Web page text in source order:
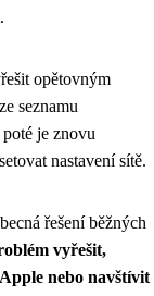
opětovným
seznamu
je znovu
nastavení sítě.
řešení běžných
vyřešit,
nebo navštívit